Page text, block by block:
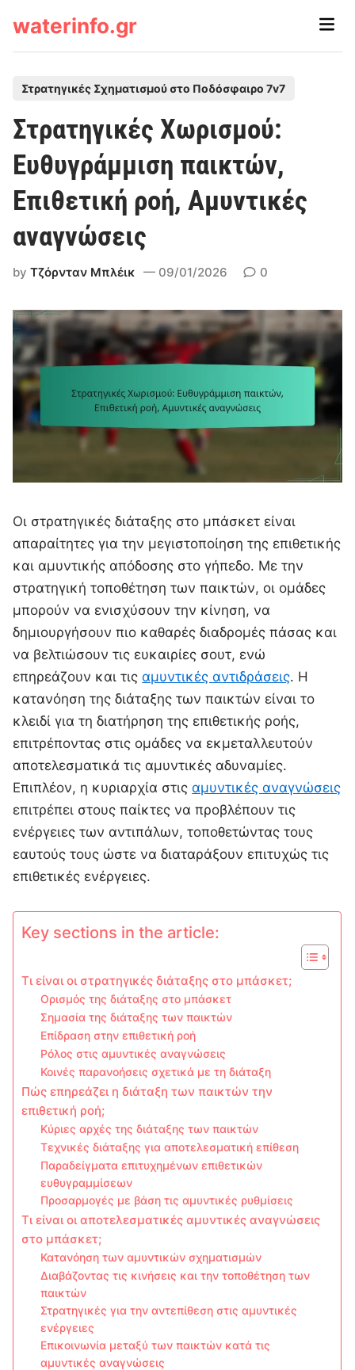
waterinfo.gr
Main
s
t
e
d
n
Στρατηγικές Σχηματισμού στο Ποδόσφαιρο 7v7
Στρατηγικές Χωρισμού:
Ευθυγράμμιση παικτών,
Επιθετική ροή, Αμυντικές
αναγνώσεις
byΤζόρνταν Μπλέικ 09/01/2026 0
Οι στρατηγικές διάταξης στο μπάσκετ είναι
απαραίτητες για την μεγιστοποίηση της επιθετικής
και αμυντικής απόδοσης στο γήπεδο. Με την
στρατηγική τοποθέτηση των παικτών, οι ομάδες
μπορούν να ενισχύσουν την κίνηση, να
δημιουργήσουν πιο καθαρές διαδρομές πάσας και
να βελτιώσουν τις ευκαιρίες σουτ, ενώ
επηρεάζουν και τιςαμυντικές αντιδράσεις. Η
κατανόηση της διάταξης των παικτών είναι το
κλειδί για τη διατήρηση της επιθετικής ροής,
επιτρέποντας στις ομάδες να εκμεταλλευτούν
αποτελεσματικά τις αμυντικές αδυναμίες.
Επιπλέον, η κυριαρχία στιςαμυντικές αναγνώσεις
επιτρέπει στους παίκτες να προβλέπουν τις
ενέργειες των αντιπάλων, τοποθετώντας τους
εαυτούς τους ώστε να διαταράξουν επιτυχώς τις
επιθετικές ενέργειες.
Key sections in the article:
Τι είναι οι στρατηγικές διάταξης στο μπάσκετ;
Ορισμός της διάταξης στο μπάσκετ
Σημασία της διάταξης των παικτών
Επίδραση στην επιθετική ροή
Ρόλος στις αμυντικές αναγνώσεις
Κοινές παρανοήσεις σχετικά με τη διάταξη
Πώς επηρεάζει η διάταξη των παικτών την
επιθετική ροή;
Κύριες αρχές της διάταξης των παικτών
Τεχνικές διάταξης για αποτελεσματική επίθεση
Παραδείγματα επιτυχημένων επιθετικών
ευθυγραμμίσεων
Προσαρμογές με βάση τις αμυντικές ρυθμίσεις
Τι είναι οι αποτελεσματικές αμυντικές αναγνώσεις
στο μπάσκετ;
Κατανόηση των αμυντικών σχηματισμών
Διαβάζοντας τις κινήσεις και την τοποθέτηση των
παικτών
Στρατηγικές για την αντεπίθεση στις αμυντικές
ενέργειες
Επικοινωνία μεταξύ των παικτών κατά τις
αμυντικές αναγνώσεις